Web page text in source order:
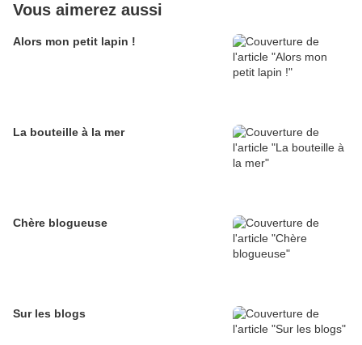
Vous aimerez aussi
Alors mon petit lapin !
La bouteille à la mer
Chère blogueuse
Sur les blogs